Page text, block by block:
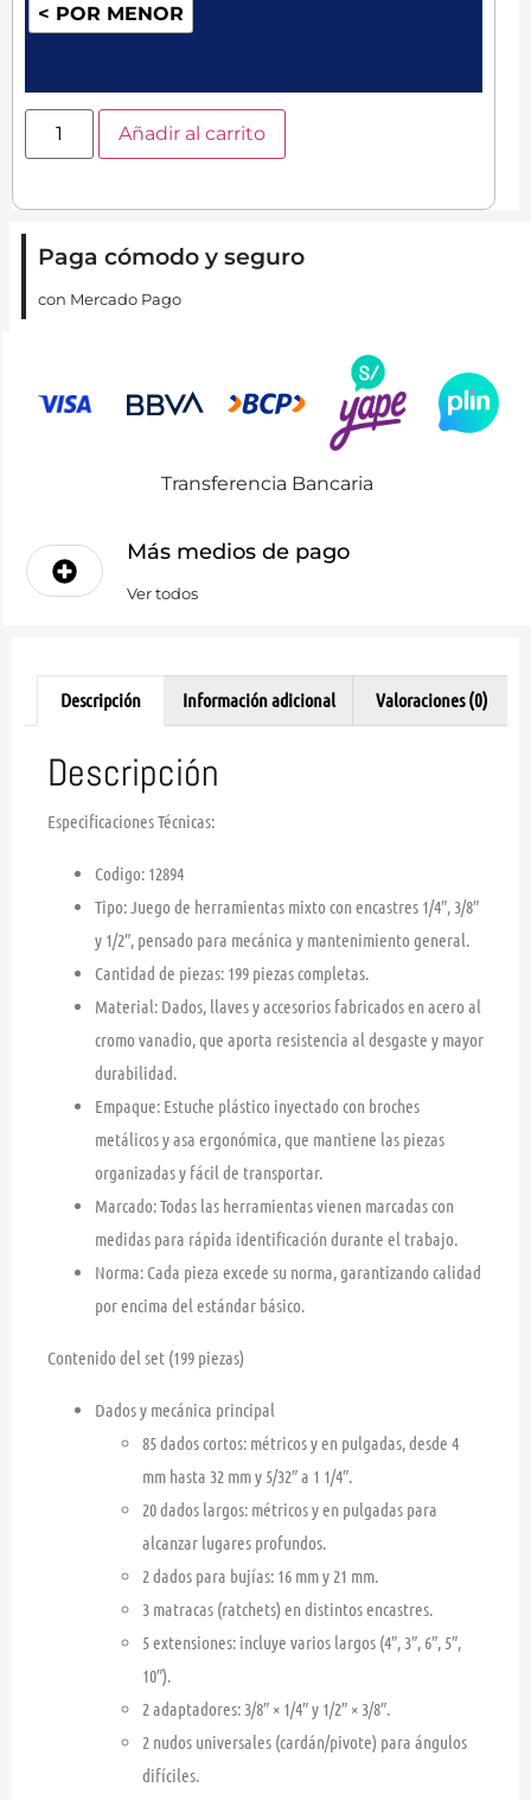
< POR MENOR
Añadir al carrito
Paga cómodo y seguro
con Mercado Pago
Transferencia Bancaria
Más medios de pago
Ver todos
Descripción Información adicional Valoraciones (0)
Descripción
Especificaciones Técnicas:
Codigo: 12894
Tipo:Juego de herramientas mixto con encastres 1/4″, 3/8″
y 1/2″, pensado para mecánica y mantenimiento general.
Cantidad de piezas: 199 piezascompletas.
Material: Dados, llaves y accesorios fabricados en acero al
cromo vanadio, que aporta resistencia al desgaste y mayor
durabilidad.
Empaque: Estuche plástico inyectado con broches
metálicos y asa ergonómica, que mantiene las piezas
organizadas y fácil de transportar.
Marcado:Todas las herramientas vienen marcadas con
medidas para rápida identificación durante el trabajo.
Norma: Cada pieza excede su norma, garantizando calidad
por encima del estándar básico.
Contenido del set (199 piezas)
Dados y mecánica principal
85 dados cortos: métricos y en pulgadas, desde 4
mm hasta 32 mmy 5/32″ a 1 1/4″.
20 dados largos: métricos y en pulgadas para
alcanzar lugares profundos.
2 dados para bujías: 16 mm y 21 mm.
3 matracas (ratchets) en distintos encastres.
5 extensiones: incluye varios largos (4″, 3″, 6″, 5″,
10″).
2 adaptadores: 3/8″ × 1/4″y 1/2″ × 3/8″.
2 nudos universales (cardán/pivote) para ángulos
difíciles.